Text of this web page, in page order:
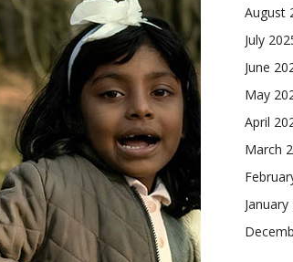
August
July
June
May
April
March
January